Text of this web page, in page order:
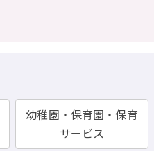
幼稚園・保育園・保育
サービス